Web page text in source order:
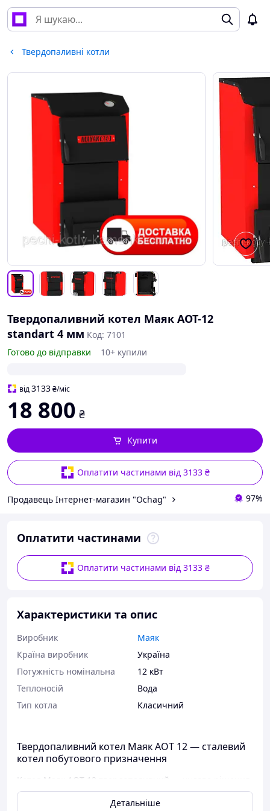
Твердопаливні котли
Твердопаливний котел Маяк АОТ-12
standart 4 мм Код: 7101
Готово до відправки
10+ купили
від3133₴/міс
18 800 ₴
Оплатити частинами від 3133 ₴
Купити
Продавець Інтернет-магазин "Ochag" 97%
Оплатити частинами
Оплатити частинами від 3133 ₴
Характеристики та опис
Виробник
Маяк
Країна виробник
Україна
Потужність номінальна
12 кВт
Теплоносій
Вода
Тип котла
Класичний
Твердопаливний котел Маяк АОТ 12 — сталевий
котел побутового призначення
Котел Маяк АОТ 12 твердопаливний — чудове рішення
для опалення дома
Детальніше